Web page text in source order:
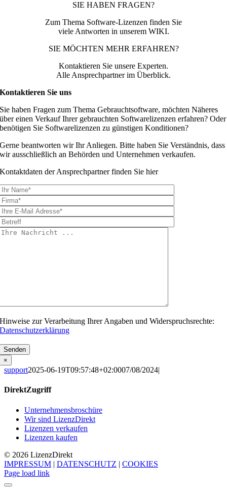
SIE HABEN FRAGEN?
Zum Thema Software-Lizenzen finden Sie
viele Antworten in unserem WIKI.
SIE MÖCHTEN MEHR ERFAHREN?
Kontaktieren Sie unsere Experten.
Alle Ansprechpartner im Überblick.
Kontaktieren Sie uns
Sie haben Fragen zum Thema Gebrauchtsoftware, möchten Näheres
über einen Verkauf Ihrer gebrauchten Softwarelizenzen erfahren? Oder
benötigen Sie Softwarelizenzen zu günstigen Konditionen?
Gerne beantworten wir Ihr Anliegen. Bitte haben Sie Verständnis, dass
wir ausschließlich an Behörden und Unternehmen verkaufen.
Kontaktdaten der Ansprechpartner finden Sie hier
Hinweise zur Verarbeitung Ihrer Angaben und Widerspruchsrechte:
Datenschutzerklärung
Bitte
lasse
dieses
Feld
leer.
×
support2025-06-19T09:57:48+02:0007/08/2024|
DirektZugriff
Unternehmensbroschüre
Wir sind LizenzDirekt
Lizenzen verkaufen
Lizenzen kaufen
© 2026 LizenzDirekt
IMPRESSUM | DATENSCHUTZ | COOKIES
Page load link